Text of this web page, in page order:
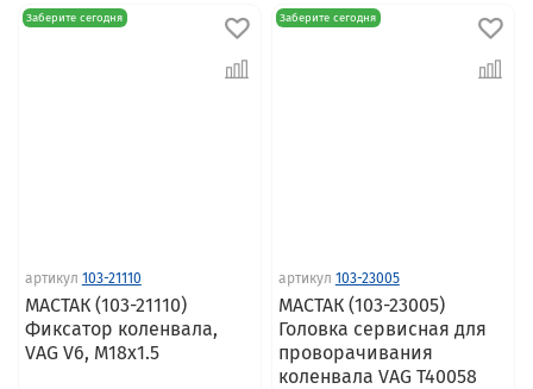
Заберите сегодня
артикул 103-21110
МАСТАК (103-21110)
Фиксатор коленвала,
VAG V6, M18x1.5
Заберите сегодня
артикул 103-23005
МАСТАК (103-23005)
Головка сервисная для
проворачивания
коленвала VAG T40058